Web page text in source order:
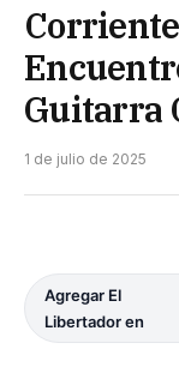
Guitarra
1 de julio de 2025
Agregar El
Libertador en